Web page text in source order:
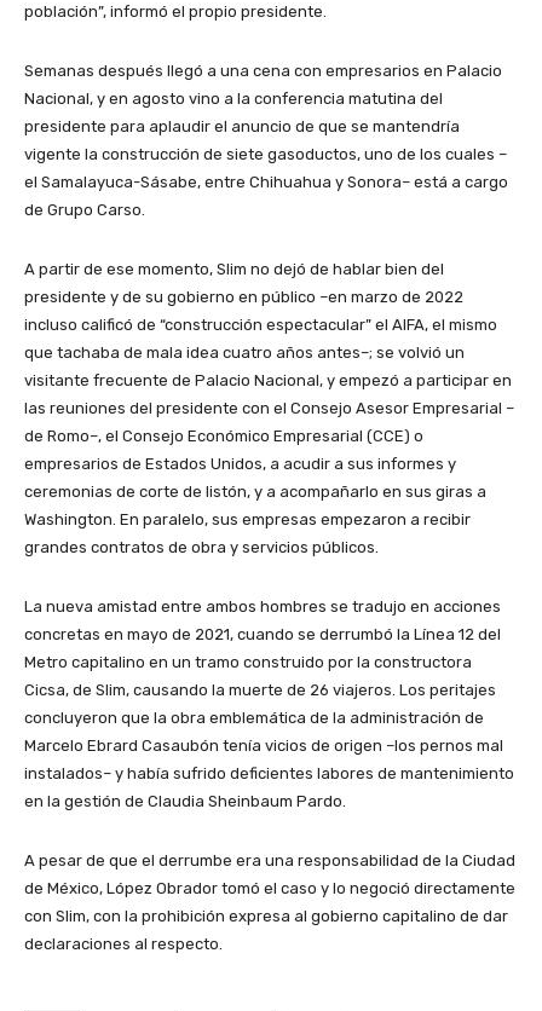
población”, informó el propio presidente.
Semanas después llegó a una cena con empresarios en Palacio
Nacional, y en agosto vino a la conferencia matutina del
presidente para aplaudir el anuncio de que se mantendría
vigente la construcción de siete gasoductos, uno de los cuales –
el Samalayuca-Sásabe, entre Chihuahua y Sonora– está a cargo
de Grupo Carso.
A partir de ese momento, Slim no dejó de hablar bien del
presidente y de su gobierno en público –en marzo de 2022
incluso calificó de “construcción espectacular” el AIFA, el mismo
que tachaba de mala idea cuatro años antes–; se volvió un
visitante frecuente de Palacio Nacional, y empezó a participar en
las reuniones del presidente con el Consejo Asesor Empresarial –
de Romo–, el Consejo Económico Empresarial (CCE) o
empresarios de Estados Unidos, a acudir a sus informes y
ceremonias de corte de listón, y a acompañarlo en sus giras a
Washington. En paralelo, sus empresas empezaron a recibir
grandes contratos de obra y servicios públicos.
La nueva amistad entre ambos hombres se tradujo en acciones
concretas en mayo de 2021, cuando se derrumbó la Línea 12 del
Metro capitalino en un tramo construido por la constructora
Cicsa, de Slim, causando la muerte de 26 viajeros. Los peritajes
concluyeron que la obra emblemática de la administración de
Marcelo Ebrard Casaubón tenía vicios de origen –los pernos mal
instalados– y había sufrido deficientes labores de mantenimiento
en la gestión de Claudia Sheinbaum Pardo.
A pesar de que el derrumbe era una responsabilidad de la Ciudad
de México, López Obrador tomó el caso y lo negoció directamente
con Slim, con la prohibición expresa al gobierno capitalino de dar
declaraciones al respecto.